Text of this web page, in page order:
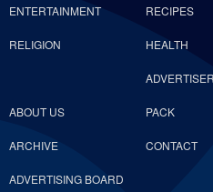
ENTERTAINMENT RECIPES
RELIGION HEALTH
ABOUT US PACK
ARCHIVE CONTACT
ADVERTISING BOARD